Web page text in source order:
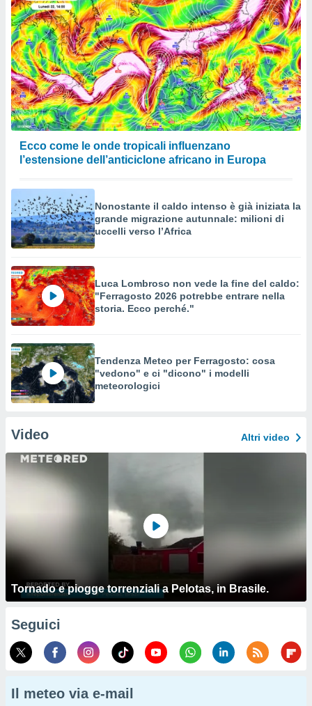
Ecco come le onde tropicali influenzano
l’estensione dell’anticiclone africano in Europa
Nonostante il caldo intenso è già iniziata la
grande migrazione autunnale: milioni di
uccelli verso l’Africa
Luca Lombroso non vede la fine del caldo:
"Ferragosto 2026 potrebbe entrare nella
storia. Ecco perché."
Tendenza Meteo per Ferragosto: cosa
"vedono" e ci "dicono" i modelli
meteorologici
Video Altri video
Tornado e piogge torrenziali a Pelotas, in Brasile.
Seguici
Il meteo via e-mail